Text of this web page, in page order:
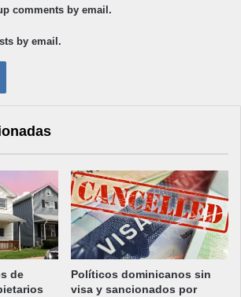
comments by email.
by email.
de
Políticos dominicanos sin
visa y sancionados por